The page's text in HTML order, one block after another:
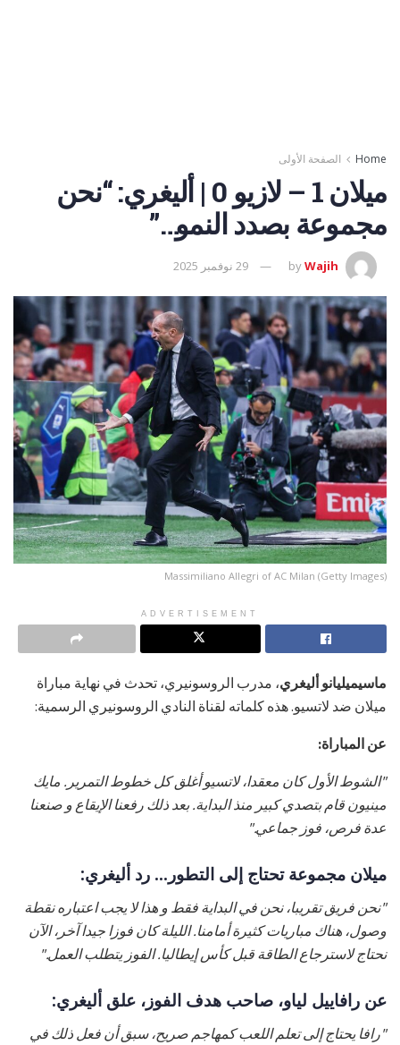
Home الصفحة الأولى
ميلان 1 – لازيو 0 | أليغري: “نحن
مجموعة بصدد النمو…”
byWajih 29 نوفمبر 2025
Massimiliano Allegri of AC Milan (Getty Images)
ADVERTISEMENT
ماسيميليانو أليغري، مدرب الروسونيري، تحدث في نهاية مباراة
ميلان ضد لاتسيو. هذه كلماته لقناة النادي الروسونيري الرسمية:
عن المباراة:
"الشوط الأول كان معقدا، لاتسيو أغلق كل خطوط التمرير. مايك
مينيون قام بتصدي كبير منذ البداية. بعد ذلك رفعنا الإيقاع و صنعنا
عدة فرص، فوز جماعي."
ميلان مجموعة تحتاج إلى التطور... رد أليغري:
"نحن فريق تقريبا، نحن في البداية فقط و هذا لا يجب اعتباره نقطة
وصول، هناك مباريات كثيرة أمامنا. الليلة كان فوزا جيدا آخر، الآن
نحتاج لاسترجاع الطاقة قبل كأس إيطاليا. الفوز يتطلب العمل."
عن رافاييل لياو، صاحب هدف الفوز، علق أليغري:
"رافا يحتاج إلى تعلم اللعب كمهاجم صريح، سبق أن فعل ذلك في